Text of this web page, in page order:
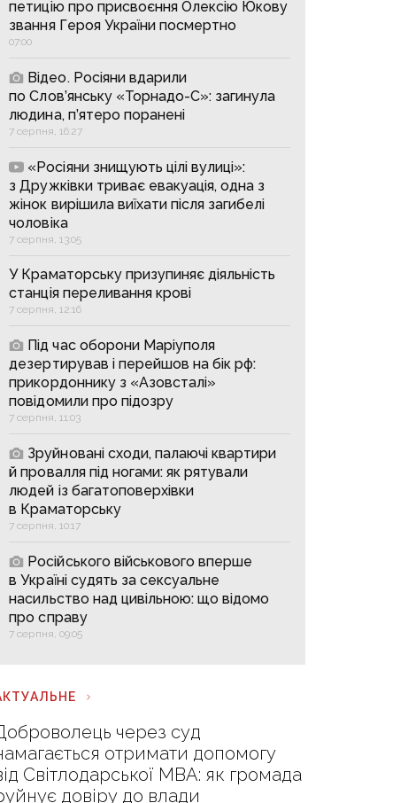
петицію про присвоєння Олексію Юкову
звання Героя України посмертно
07:00
Відео. Росіяни вдарили
по Слов’янську «Торнадо-С»: загинула
людина, п’ятеро поранені
7 серпня, 16:27
«Росіяни знищують цілі вулиці»:
з Дружківки триває евакуація, одна з
жінок вирішила виїхати після загибелі
чоловіка
7 серпня, 13:05
У Краматорську призупиняє діяльність
станція переливання крові
7 серпня, 12:16
Під час оборони Маріуполя
дезертирував і перейшов на бік рф:
прикордоннику з «Азовсталі»
повідомили про підозру
7 серпня, 11:03
Зруйновані сходи, палаючі квартири
й провалля під ногами: як рятували
людей із багатоповерхівки
в Краматорську
7 серпня, 10:17
Російського військового вперше
в Україні судять за сексуальне
насильство над цивільною: що відомо
про справу
7 серпня, 09:05
через суд
отримати допомогу
Світлодарської МВА: як громада
довіру до влади